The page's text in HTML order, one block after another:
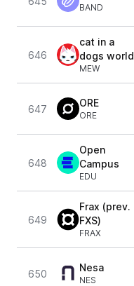
BAND
646
cat in a
dogs world
MEW
647
ORE
ORE
648
Open
Campus
EDU
649
Frax (prev.
FXS)
FRAX
650
Nesa
NES